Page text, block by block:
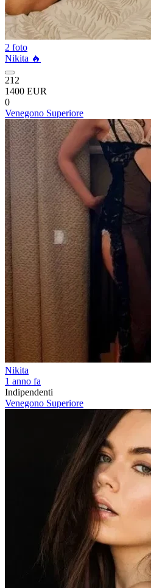
2 foto
Nikita 🔥
212
1400 EUR
0
Venegono Superiore
Nikita
1 anno fa
Indipendenti
Venegono Superiore